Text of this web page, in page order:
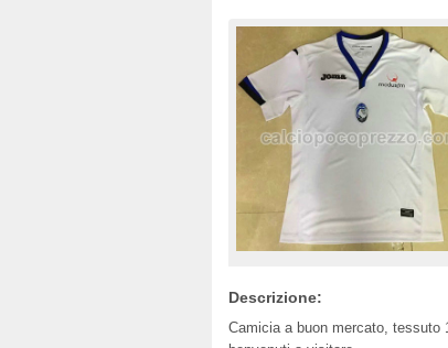
Descrizione:
Camicia a buon mercato, tessuto